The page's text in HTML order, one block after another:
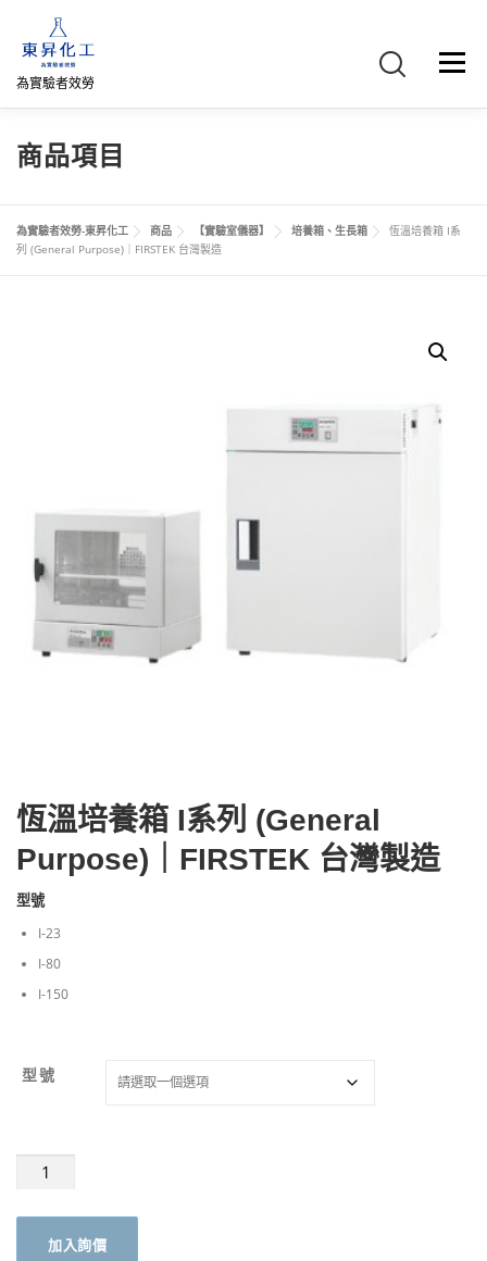
為實驗者效勞
選單
首頁 關於我們
網路商店 直購專區 詢價車、購物車/會員
商品項目
為實驗者效勞-東昇化工 商品 【實驗室儀器】 培養箱、生長箱
恆溫培養箱 I系
列 (General Purpose)｜FIRSTEK 台灣製造
恆溫培養箱 I系列 (General
Purpose)｜FIRSTEK 台灣製造
型號
I-23
I-80
I-150
型號
加入詢價